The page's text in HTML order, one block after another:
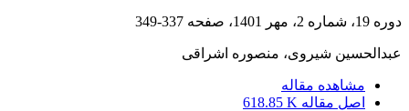
دوره 19، شماره 2، مهر 1401، صفحه 337-349
عبدالحسین شیروی، منصوره اشراقی
مشاهده مقاله
اصل مقاله 618.85 K